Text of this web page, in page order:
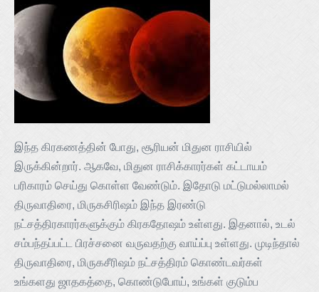
இந்த கிரகணத்தின் போது, சூரியன் மிதுன ராசியில்
இருக்கின்றார். ஆகவே, மிதுன ராசிக்காரர்கள் கட்டாயம்
பரிகாரம் செய்து கொள்ள வேண்டும். இதோடு மட்டுமல்லாமல்
திருவாதிரை, மிருகசிரிஷம் இந்த இரண்டு
நட்சத்திரகாரர்களுக்கும் கிரகதோஷம் உள்ளது. இதனால், உடல்
சம்பந்தப்பட்ட பிரச்சனை வருவதற்கு வாய்ப்பு உள்ளது. முடிந்தால்
திருவாதிரை, மிருகசீரிஷம் நட்சத்திரம் கொண்டவர்கள்
உங்களது ஜாதகத்தை, கொண்டுபோய், உங்கள் குடும்ப